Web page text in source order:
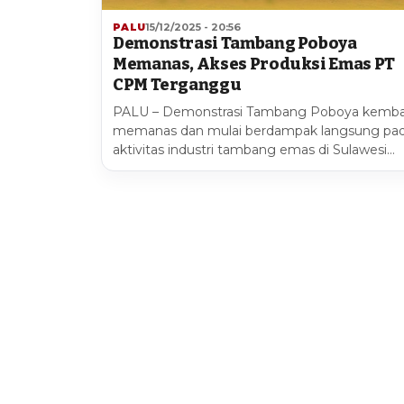
PALU15/12/2025 - 20:56
Demonstrasi Tambang Poboya
Memanas, Akses Produksi Emas PT
CPM Terganggu
PALU – Demonstrasi Tambang Poboya
memanas dan mulai berdampak langsung
aktivitas industri tambang emas di Sulawesi…